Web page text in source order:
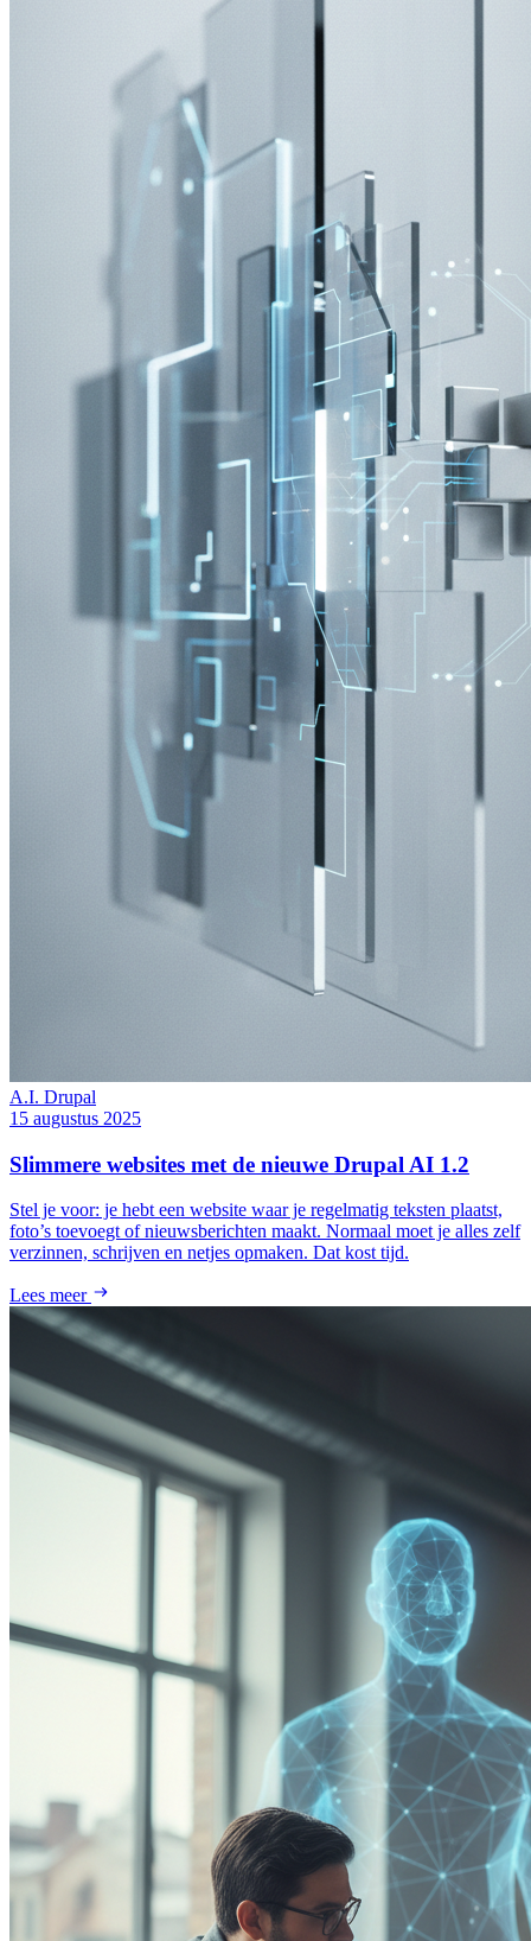
A.I. Drupal
15 augustus 2025
Slimmere websites met de nieuwe Drupal AI 1.2
Stel je voor: je hebt een website waar je regelmatig teksten plaatst,
foto’s toevoegt of nieuwsberichten maakt. Normaal moet je alles zelf
verzinnen, schrijven en netjes opmaken. Dat kost tijd.
Lees meer